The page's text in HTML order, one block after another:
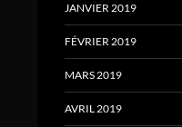
JANVIER 2019
FÉVRIER 2019
MARS 2019
AVRIL 2019